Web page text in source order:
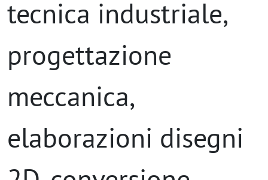
tecnica industriale,
progettazione
meccanica,
elaborazioni disegni